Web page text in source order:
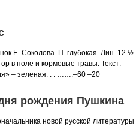
Е. Соколова. П. глубокая. Лин. 12 ½.
в поле и кормовые травы. Текст:
– зеленая. . . …….–60 –20
рождения Пушкина
новой русской литературы